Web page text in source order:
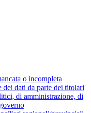
o incompleta
dei dati da parte dei titolari
di amministrazione, di